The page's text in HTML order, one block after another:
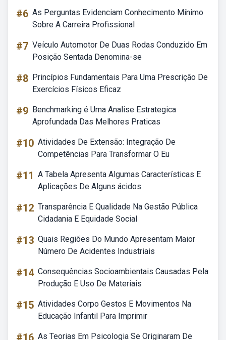
#6 As Perguntas Evidenciam Conhecimento Mínimo
Sobre A Carreira Profissional
#7 Veículo Automotor De Duas Rodas Conduzido Em
Posição Sentada Denomina-se
#8 Princípios Fundamentais Para Uma Prescrição De
Exercícios Físicos Eficaz
#9 Benchmarking é Uma Analise Estrategica
Aprofundada Das Melhores Praticas
#10 Atividades De Extensão: Integração De
Competências Para Transformar O Eu
#11 A Tabela Apresenta Algumas Características E
Aplicações De Alguns ácidos
#12 Transparência E Qualidade Na Gestão Pública
Cidadania E Equidade Social
#13 Quais Regiões Do Mundo Apresentam Maior
Número De Acidentes Industriais
#14 Consequências Socioambientais Causadas Pela
Produção E Uso De Materiais
#15 Atividades Corpo Gestos E Movimentos Na
Educação Infantil Para Imprimir
#16 As Teorias Em Psicologia Se Originaram De